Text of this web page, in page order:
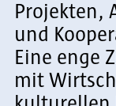
Projekten,
und
Eine enge
mit